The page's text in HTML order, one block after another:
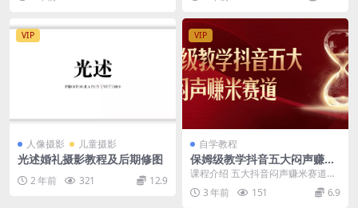
VIP
人像摄影 儿童摄影
光述婚礼摄影教程及后期修图
2 年前 321 12.9
VIP
自学教程
保姆级教学抖音五大闷声赚米
赛道
课程介绍 五大抖音闷声赚米赛道，
从底层逻辑、账号搭建、选题库、
主题IP、文案台词...
3 年前 151 6.9